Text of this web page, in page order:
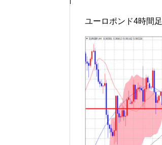
ユーロポンド4時間足